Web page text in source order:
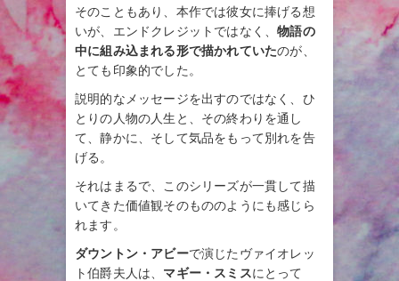
そのこともあり、本作では彼女に捧げる想
いが、エンドクレジットではなく、物語の
中に組み込まれる形で描かれていたのが、
とても印象的でした。
説明的なメッセージを出すのではなく、ひ
とりの人物の人生と、その終わりを通し
て、静かに、そして気品をもって別れを告
げる。
それはまるで、このシリーズが一貫して描
いてきた価値観そのもののようにも感じら
れます。
ダウントン・アビーで演じたヴァイオレッ
ト伯爵夫人は、 マギー・スミスにとって